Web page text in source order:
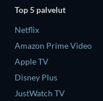
Top 5 palvelut
Netflix
Amazon Prime Video
Apple TV
Disney Plus
JustWatch TV